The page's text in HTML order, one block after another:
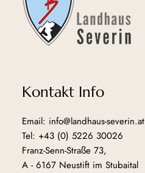
Kontakt Info
Email: info@landhaus-severin.at
Tel: +43 (0) 5226 30026
Franz-Senn-Straße 73,
A - 6167 Neustift im Stubaital